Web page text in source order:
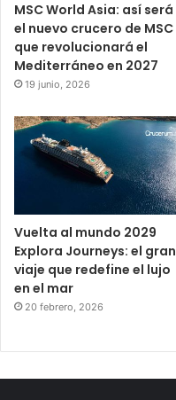
MSC World Asia: así será
el nuevo crucero de MSC
que revolucionará el
Mediterráneo en 2027
19 junio, 2026
Vuelta al mundo 2029
Explora Journeys: el gran
viaje que redefine el lujo
en el mar
20 febrero, 2026